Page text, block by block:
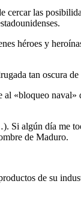
las
héroes y
tan oscura de
«bloqueo
Si algún día me
de Maduro.
de su